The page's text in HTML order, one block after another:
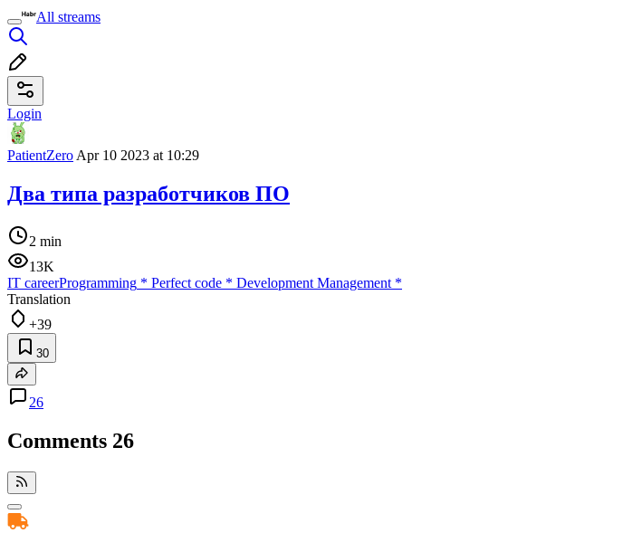
All streams
Login
PatientZero Apr 10 2023 at 10:29
Два типа разработчиков ПО
2 min
13K
IT careerProgramming * Perfect code * Development Management *
Translation
+39
30
26
Comments 26